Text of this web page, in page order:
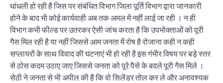
धांधली हो रही है जिस पर संबंधित विभाग जिला पूर्ति विभाग द्वारा जानकारी
होने के बाद भी कोई कार्यवाही अब तक अमल में नहीं लाई जा रही । न ही
विभाग कभी फील्ड पर उतरकर ऐसी जांच करता है कि उपभोक्ताओं को पूरी
गैस मिल रही है या नहीं जिससे आम जनता में रोष है रोजाना कही न कही
सप्लायरों के साथ विवाद की घटनाएं भी हो रही है इस गंभीर विषय पर बड़े स्तर
से ठोस कदम उठाए जाए जिससे जनता को पूरे पैसे के बदले पूरी गैस मिले ।
सेठी ने जनता से भी अपील की है कि वो सिलेंडर तोल कर ले और अनावश्यक